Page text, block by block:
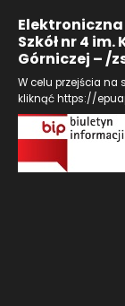
Elektroniczna
Szkół nr 4
Górniczej – /
W celu przejścia na
kliknąćhttps://